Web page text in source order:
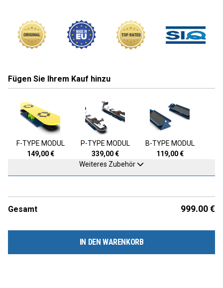
Fügen Sie Ihrem Kauf hinzu
F-TYPE MODUL
149,00€
P-TYPE MODUL
339,00€
B-TYPE MODUL
119,00€
Weiteres Zubehör
Gesamt 999.00 €
IN DEN WARENKORB